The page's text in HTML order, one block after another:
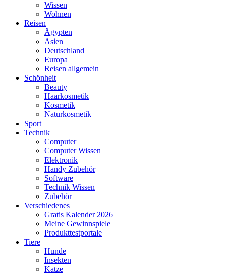
Wissen
Wohnen
Reisen
Ägypten
Asien
Deutschland
Europa
Reisen allgemein
Schönheit
Beauty
Haarkosmetik
Kosmetik
Naturkosmetik
Sport
Technik
Computer
Computer Wissen
Elektronik
Handy Zubehör
Software
Technik Wissen
Zubehör
Verschiedenes
Gratis Kalender 2026
Meine Gewinnspiele
Produkttestportale
Tiere
Hunde
Insekten
Katze